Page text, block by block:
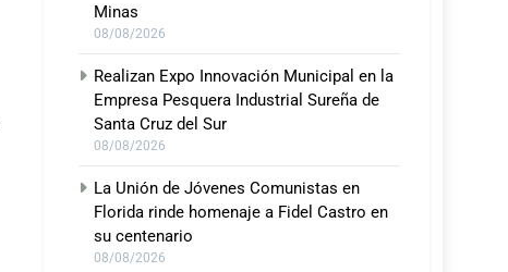
Minas
08/08/2026
Realizan Expo Innovación Municipal en la
Empresa Pesquera Industrial Sureña de
Santa Cruz del Sur
08/08/2026
La Unión de Jóvenes Comunistas en
Florida rinde homenaje a Fidel Castro en
su centenario
08/08/2026